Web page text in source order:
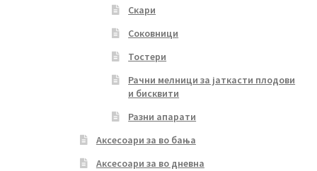
Скари
Соковници
Тостери
Рачни мелници за јаткасти плодови
и бисквити
Разни апарати
Аксесоари за во бања
Аксесоари за во дневна